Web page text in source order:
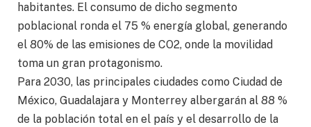
habitantes. El consumo de dicho segmento
poblacional ronda el 75 % energía global, generando
el 80% de las emisiones de CO2, onde la movilidad
toma un gran protagonismo.
Para 2030, las principales ciudades como Ciudad de
México, Guadalajara y Monterrey albergarán al 88 %
de la población total en el país y el desarrollo de la